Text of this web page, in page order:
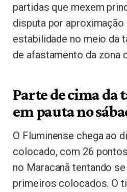
partidas que mexem
disputa por aproximação
estabilidade no meio da
de afastamento da zona
Parte de cima da
em pauta no
O Fluminense chega ao
colocado, com 26
no Maracanã tentando
primeiros colocados. O